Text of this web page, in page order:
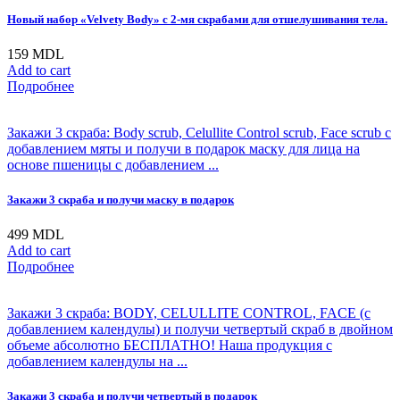
Новый набор «Velvety Body» с 2-мя скрабами для отшелушивания тела.
159 MDL
Add to cart
Подробнее
Закажи 3 скраба: Body scrub, Celullite Control scrub, Face scrub с
добавлением мяты и получи в подарок маску для лица на
основе пшеницы с добавлением ...
Закажи 3 скраба и получи маску в подарок
499 MDL
Add to cart
Подробнее
Закажи 3 скраба: BODY, CELULLITE CONTROL, FACE (с
добавлением календулы) и получи четвертый скраб в двойном
объеме абсолютно БЕСПЛАТНО! Наша продукция с
добавлением календулы на ...
Закажи 3 скраба и получи четвертый в подарок